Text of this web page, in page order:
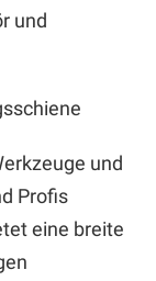
und
und
Profis
eine breite